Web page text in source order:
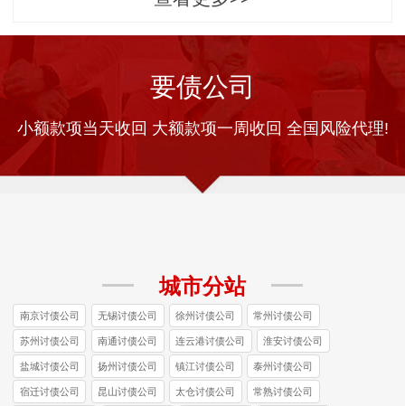
要债公司
小额款项当天收回 大额款项一周收回 全国风险代理!
城市分站
南京讨债公司 无锡讨债公司 徐州讨债公司 常州讨债公司
苏州讨债公司 南通讨债公司 连云港讨债公司 淮安讨债公司
盐城讨债公司 扬州讨债公司 镇江讨债公司 泰州讨债公司
宿迁讨债公司 昆山讨债公司 太仓讨债公司 常熟讨债公司